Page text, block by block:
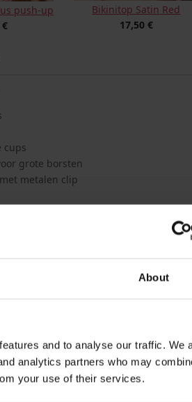
About
and to analyse our traffic. We
analytics partners who may
your use of their services.
push-up
Bikinitop Satin Red
17,50 €
cups
grote borsten
metalen clip
80% Polyamide, 20%
ASTRATEX a.s., adres: